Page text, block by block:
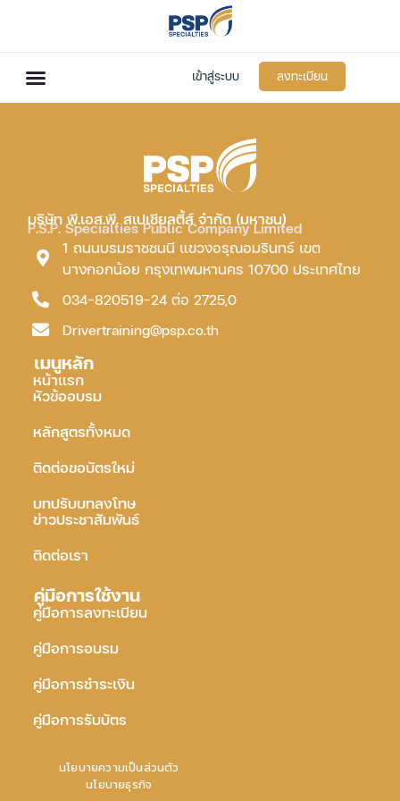
เข้าสู่ระบบ ลงทะเบียน
บริษัท พี.เอส.พี. สเปเชียลตี้ส์ จำกัด (มหาชน)
P.S.P. Specialties Public Company Limited
1 ถนนบรมราชชนนี แขวงอรุณอมรินทร์ เขต
บางกอกน้อย กรุงเทพมหานคร 10700 ประเทศไทย
034-820519-24 ต่อ 2725,0
Drivertraining@psp.co.th
เมนูหลัก
หน้าแรก
หัวข้ออบรม
หลักสูตรทั้งหมด
ติดต่อขอบัตรใหม่
บทปรับบทลงโทษ
ข่าวประชาสัมพันธ์
ติดต่อเรา
คู่มือการใช้งาน
คู่มือการลงทะเบียน
คู่มือการอบรม
คู่มือการชำระเงิน
คู่มือการรับบัตร
นโยบายความเป็นส่วนตัว
นโยบายธุรกิจ